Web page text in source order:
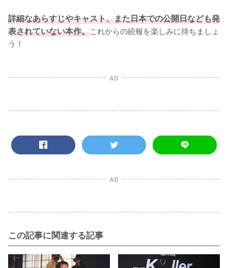
詳細なあらすじやキャスト、また日本での公開日なども発
表されていない本作。これからの続報を楽しみに待ちましょ
う！
AD
AD
この記事に関連する記事